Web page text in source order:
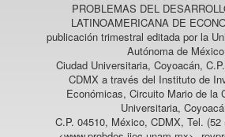
PROBLEMAS DEL
LATINOAMERICANA DE
publicación trimestral editada por la
Autónoma de
Ciudad Universitaria, Coyoacán,
CDMX a través del Instituto de
Económicas, Circuito Mario de la
Universitaria,
C.P. 04510, México, CDMX, Tel. (52